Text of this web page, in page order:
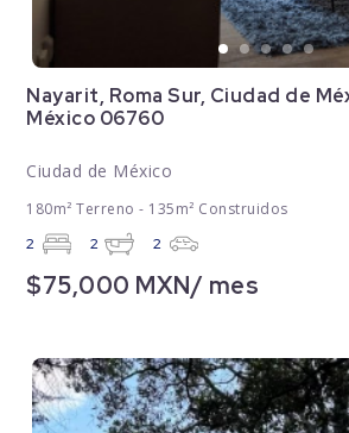
Nayarit, Roma Sur, Ciudad de
México 06760
Ciudad de México
180m² Terreno - 135m² Construidos
2 2 2
$75,000 MXN/ mes